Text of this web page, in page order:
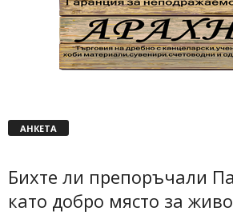
АНКЕТА
Бихте ли препоръчали
като добро място за